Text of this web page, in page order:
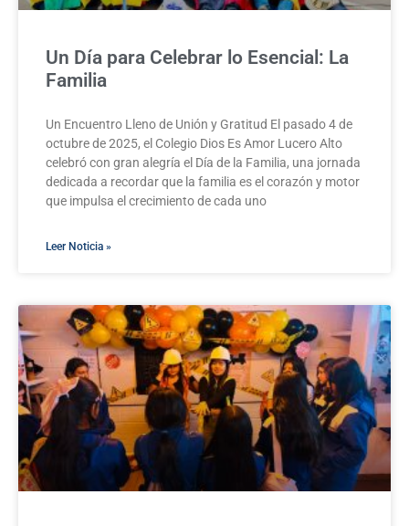
Un Día para Celebrar lo Esencial: La
Familia
Un Encuentro Lleno de Unión y Gratitud El pasado 4 de
octubre de 2025, el Colegio Dios Es Amor Lucero Alto
celebró con gran alegría el Día de la Familia, una jornada
dedicada a recordar que la familia es el corazón y motor
que impulsa el crecimiento de cada uno
Leer Noticia »